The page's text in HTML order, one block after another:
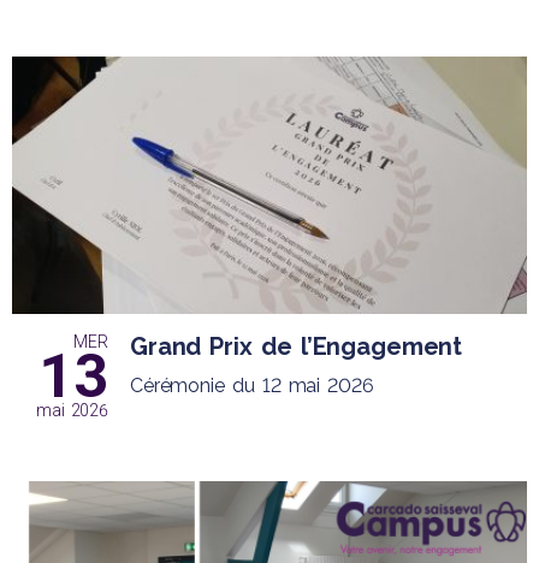
MER
13
mai 2026
Grand Prix de l’Engagement
Cérémonie du 12 mai 2026